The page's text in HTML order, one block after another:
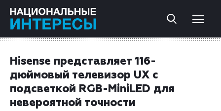
Hisense представляет 116-
дюймовый телевизор UX с
подсветкой RGB-MiniLED для
невероятной точности